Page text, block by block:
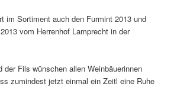
im Sortiment auch den Furmint 2013 und
vom Herrenhof Lamprecht in der
der Fils wünschen allen Weinbäuerinnen
zumindest jetzt einmal ein Zeitl eine Ruhe